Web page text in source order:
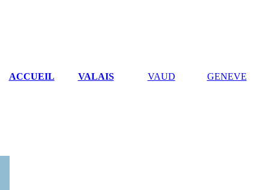
ACCUEIL VALAIS VAUD GENEVE